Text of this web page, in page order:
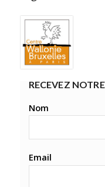
RECEVEZ
Nom
Email